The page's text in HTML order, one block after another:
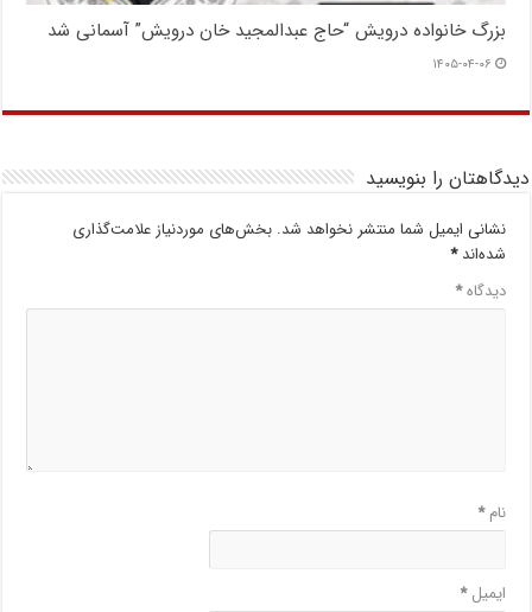
بزرگ خانواده درویش “حاج عبدالمجید خان درویش” آسمانی شد
۱۴۰۵-۰۴-۰۶
دیدگاهتان را بنویسید
نشانی ایمیل شما منتشر نخواهد شد. بخش‌های موردنیاز علامت‌گذاری
شده‌اند*
دیدگاه*
نام*
ایمیل*